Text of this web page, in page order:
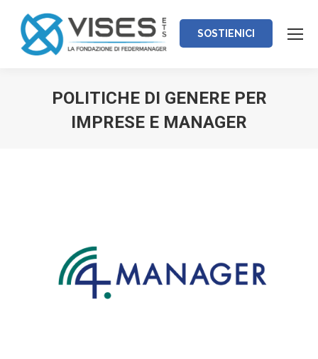
SOSTIENICI
POLITICHE DI GENERE PER
IMPRESE E MANAGER